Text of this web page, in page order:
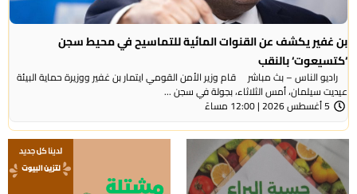
بن غفير يكشف عن القنوات المائية للتماسيح في محيط سجن
‘كتسيعوت‘ بالنقب
راديو الناس – بث مباشر قام وزير الأمن القومي ايتمار بن غفير ووزيرة حماية البيئة
عيديت سيلمان، أمس الثلاثاء، بجولة في سجن ...
5 أغسطس 2026 | 12:00 مساءً